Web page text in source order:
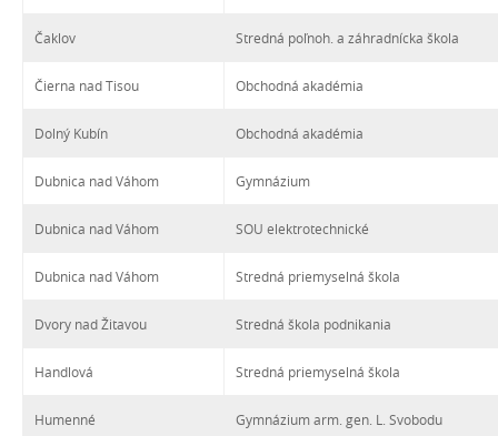
Čaklov Stredná poľnoh. a záhradnícka škola
Čierna nad Tisou Obchodná akadémia
Dolný Kubín Obchodná akadémia
Dubnica nad Váhom Gymnázium
Dubnica nad Váhom SOU elektrotechnické
Dubnica nad Váhom Stredná priemyselná škola
Dvory nad Žitavou Stredná škola podnikania
Handlová Stredná priemyselná škola
Humenné Gymnázium arm. gen. L. Svobodu